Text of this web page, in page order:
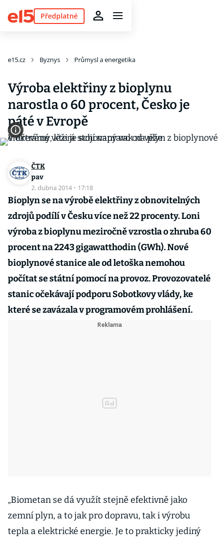
Předplatné
e15.cz Byznys Průmysl a energetika
Výroba elektřiny z bioplynu
narostla o 60 procent, Česko je
páté v Evropě
ČTK
pav
2. dubna 2014 · 17:18
Bioplyn se na výrobě elektřiny z obnovitelných
zdrojů podílí v Česku více než 22 procenty. Loni
výroba z bioplynu meziročně vzrostla o zhruba 60
procent na 2243 gigawatthodin (GWh). Nové
bioplynové stanice ale od letoška nemohou
počítat se státní pomocí na provoz. Provozovatelé
stanic očekávají podporu Sobotkovy vlády, ke
které se zavázala v programovém prohlášení.
„Biometan se dá využít stejně efektivně jako
zemní plyn, a to jak pro dopravu, tak i výrobu
tepla a elektrické energie. Je to prakticky jediný